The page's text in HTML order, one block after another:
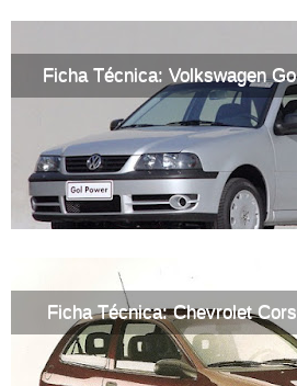
Ficha Técnica: Volkswagen
Ficha Técnica: Chevrolet